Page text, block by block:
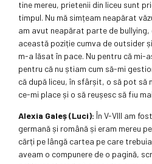
tine mereu, prietenii din liceu sunt
timpul. Nu mă simțeam neapărat
am avut neapărat parte de bullying,
această poziție cumva de outsider
m-a lăsat în pace. Nu pentru că mi-
pentru că nu știam cum să-mi
că după liceu, în sfârșit, o să pot să
ce-mi place și o să reușesc să fiu
Alexia Galeș (Luci): În V-VIII am
germană și română și eram mereu
cărți pe lângă cartea pe care
aveam o compunere de o pagină,